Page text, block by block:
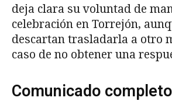
deja clara su voluntad de
celebración en Torrejón,
descartan trasladarla a otro
caso de no obtener una
Comunicado completo